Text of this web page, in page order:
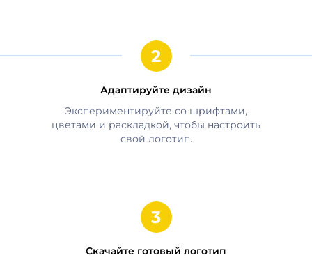
Адаптируйте дизайн
Экспериментируйте со шрифтами,
цветами и раскладкой, чтобы настроить
свой логотип.
Скачайте готовый логотип